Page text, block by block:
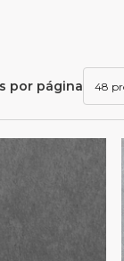
por página 48